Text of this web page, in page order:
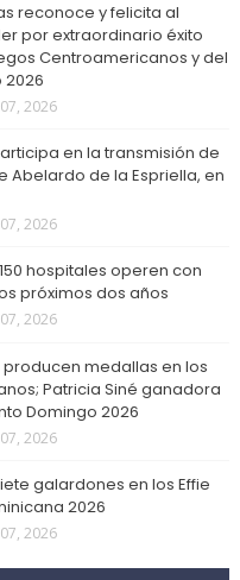
reconoce y felicita al
por extraordinario éxito
Centroamericanos y del
2026
2026
en la transmisión de
de la Espriella, en
2026
hospitales operen con
próximos dos años
2026
producen medallas en los
Patricia Siné ganadora
Domingo 2026
2026
galardones en los Effie
2026
2026